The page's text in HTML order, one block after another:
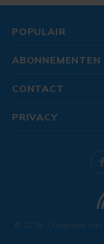
POPULAIR
ABONNEMENTEN
CONTACT
© 2026 . Onderdeel van
PRIVACY